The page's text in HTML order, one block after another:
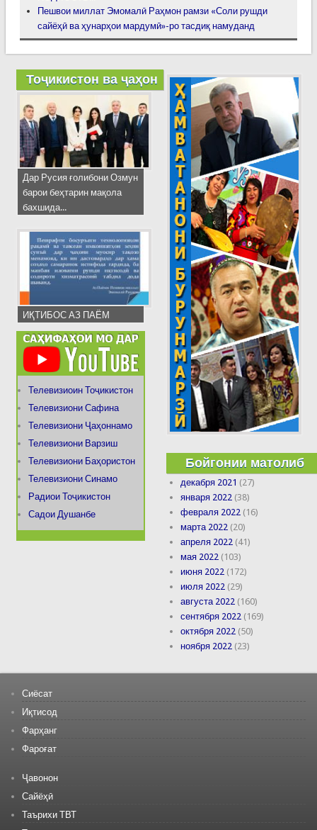
Пешвои миллат Эмомалӣ Раҳмон рамзи «Соли рушди
сайёҳӣ ва ҳунарҳои мардумӣ»-ро тасдиқ намуданд
Тоҷикистон ва ҷаҳон
Дар Русия ғолибони Озмун
барои беҳтарин мақола
бахшида...
ИҚТИБОС АЗ ПАЁМ
Телевизиоин Тоҷикистон
Телевизиони Сафина
Телевизиони Ҷаҳоннамо
Телевизиони Варзиш
Телевизиони Баҳористон
Телевизиони Синамо
Радиои Тоҷикистон
Садои Душанбе
Бойгонии матолиб
декабря 2021 (27)
января 2022 (38)
февраля 2022 (16)
марта 2022 (20)
апреля 2022 (41)
мая 2022 (103)
июня 2022 (172)
июля 2022 (29)
августа 2022 (160)
сентября 2022 (169)
октября 2022 (50)
ноября 2022 (23)
Сиёсат
Иқтисод
Фарҳанг
Фароғат
Ҷавонон
Сайёҳӣ
Таърихи ТВТ